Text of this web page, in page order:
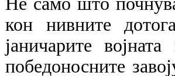
кон нивните
јаничарите
победоносните